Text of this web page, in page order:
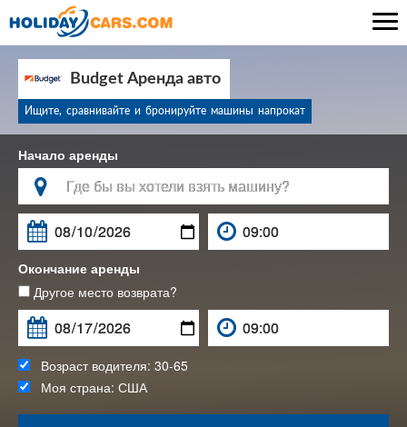
Budget Аренда авто
Ищите, сравнивайте и бронируйте машины напрокат
Начало аренды


Окончание аренды
Другое место возврата?
Возраст водителя: 30-65
Моя страна: США